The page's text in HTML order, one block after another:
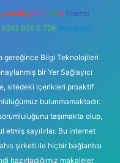
Teams:
606 0 726 Telegram:
gereğince Bilgi Teknolojileri
bir Yer Sağlayıcı
sitedeki içerikleri proaktif
bulunmamaktadır.
taşımakta olup,
sayılırlar. Bu internet
şirketi ile hiçbir bağlantısı
hazırladığımız makaleler